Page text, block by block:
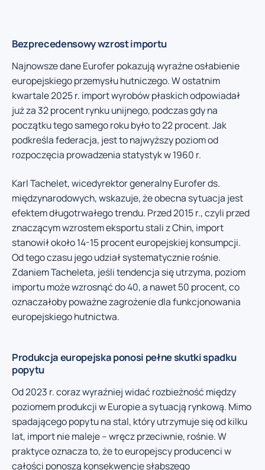
Bezprecedensowy wzrost importu
Najnowsze dane Eurofer pokazują wyraźne osłabienie
europejskiego przemysłu hutniczego. W ostatnim
kwartale 2025 r. import wyrobów płaskich odpowiadał
już za 32 procent rynku unijnego, podczas gdy na
początku tego samego roku było to 22 procent. Jak
podkreśla federacja, jest to najwyższy poziom od
rozpoczęcia prowadzenia statystyk w 1960 r.
Karl Tachelet, wicedyrektor generalny Eurofer ds.
międzynarodowych, wskazuje, że obecna sytuacja jest
efektem długotrwałego trendu. Przed 2015 r., czyli przed
znaczącym wzrostem eksportu stali z Chin, import
stanowił około 14-15 procent europejskiej konsumpcji.
Od tego czasu jego udział systematycznie rośnie.
Zdaniem Tacheleta, jeśli tendencja się utrzyma, poziom
importu może wzrosnąć do 40, a nawet 50 procent, co
oznaczałoby poważne zagrożenie dla funkcjonowania
europejskiego hutnictwa.
Produkcja europejska ponosi pełne skutki spadku
popytu
Od 2023 r. coraz wyraźniej widać rozbieżność między
poziomem produkcji w Europie a sytuacją rynkową. Mimo
spadającego popytu na stal, który utrzymuje się od kilku
lat, import nie maleje – wręcz przeciwnie, rośnie. W
praktyce oznacza to, że to europejscy producenci w
całości ponoszą konsekwencje słabszego